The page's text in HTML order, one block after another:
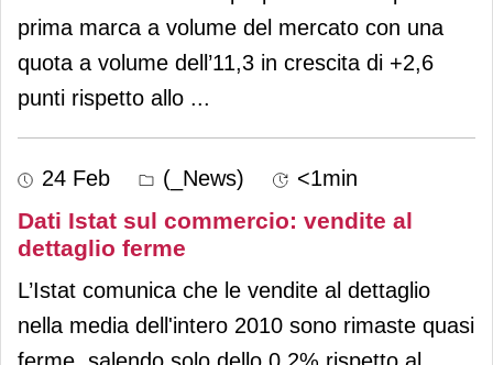
prima marca a volume del mercato con una
quota a volume dell’11,3 in crescita di +2,6
punti rispetto allo ...
24 Feb (_News) <1min
Dati Istat sul commercio: vendite al
dettaglio ferme
L’Istat comunica che le vendite al dettaglio
nella media dell'intero 2010 sono rimaste quasi